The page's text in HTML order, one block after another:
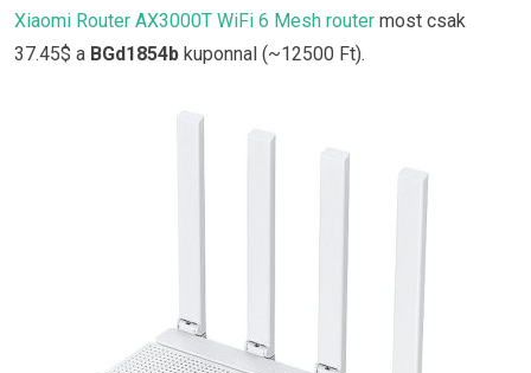
Xiaomi Router AX3000T WiFi 6 Mesh router most csak
37.45$ a BGd1854b kuponnal (~12500 Ft).